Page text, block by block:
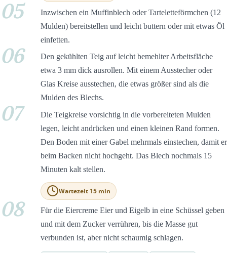
05
Inzwischen ein Muffinblech oder Tarteletteförmchen (12
Mulden) bereitstellen und leicht buttern oder mit etwas Öl
einfetten.
06
Den gekühlten Teig auf leicht bemehlter Arbeitsfläche
etwa 3 mm dick ausrollen. Mit einem Ausstecher oder
Glas Kreise ausstechen, die etwas größer sind als die
Mulden des Blechs.
07
Die Teigkreise vorsichtig in die vorbereiteten Mulden
legen, leicht andrücken und einen kleinen Rand formen.
Den Boden mit einer Gabel mehrmals einstechen, damit er
beim Backen nicht hochgeht. Das Blech nochmals 15
Minuten kalt stellen.
Wartezeit 15 min
08
Für die Eiercreme Eier und Eigelb in eine Schüssel geben
und mit dem Zucker verrühren, bis die Masse gut
verbunden ist, aber nicht schaumig schlagen.